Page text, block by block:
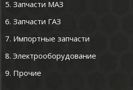
5. Запчасти МАЗ
6. Запчасти ГАЗ
7. Импортные запчасти
8. Электрооборудование
9. Прочие